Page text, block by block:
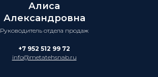
Алиса
Александровна
Руководитель отдела продаж
+7 952 512 99 72
info@metatehsnab.ru